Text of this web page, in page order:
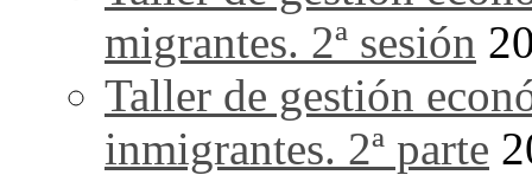
migrantes. 2ª sesión
Taller de gestión
inmigrantes. 2ª parte